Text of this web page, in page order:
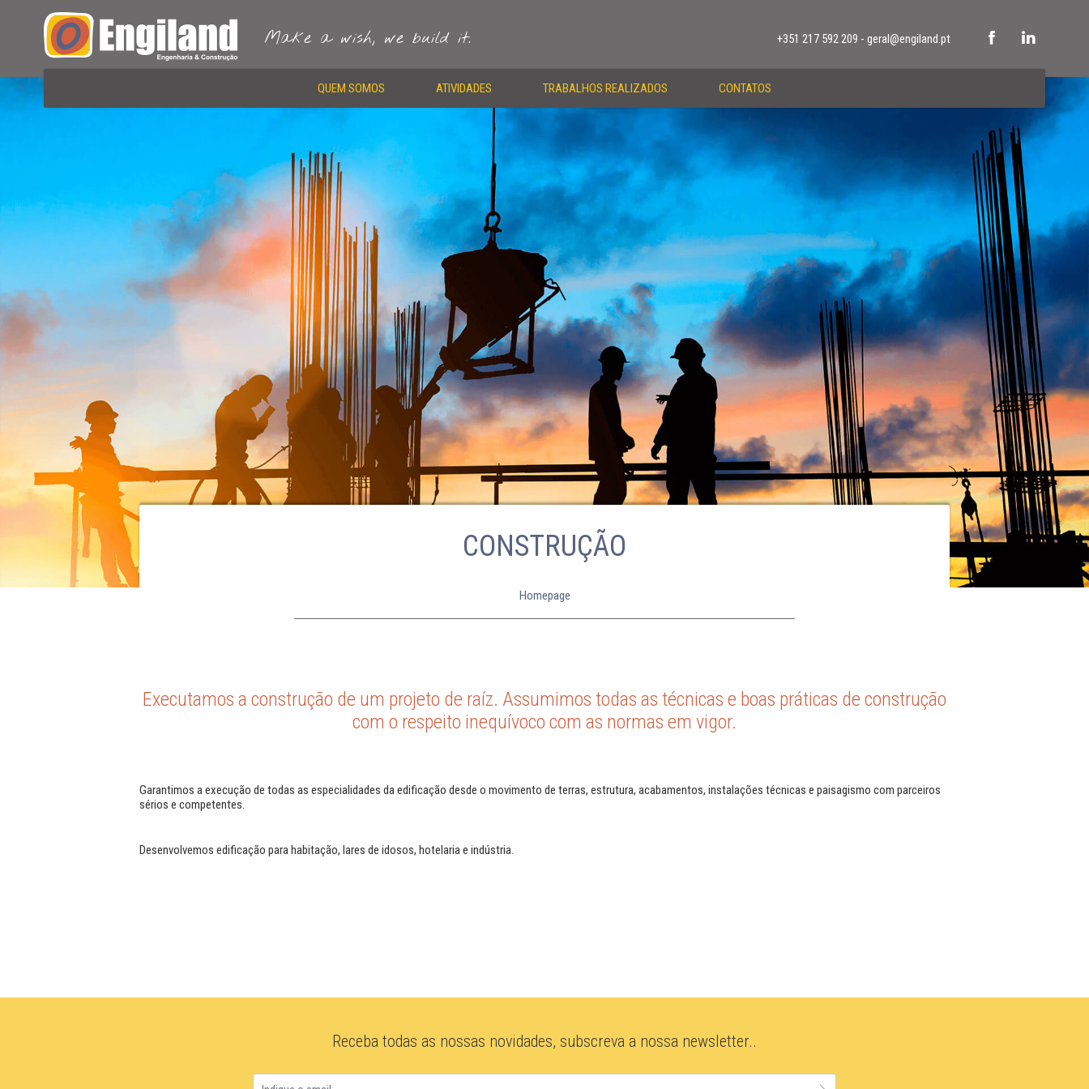
Make a wish, we build it. +351 217 592 209 -geral@engiland.pt
QUEM SOMOS ATIVIDADES TRABALHOS REALIZADOS CONTATOS
CONSTRUÇÃO
Homepage
Executamos a construção de um projeto de raíz. Assumimos todas as técnicas e boas práticas de construção
com o respeito inequívoco com as normas em vigor.
Garantimos a execução de todas as especialidades da edificação desde o movimento de terras, estrutura, acabamentos, instalações técnicas e paisagismo com parceiros
sérios e competentes.
Desenvolvemos edificação para habitação, lares de idosos, hotelaria e indústria.
Receba todas as nossas novidades, subscreva a nossa newsletter..